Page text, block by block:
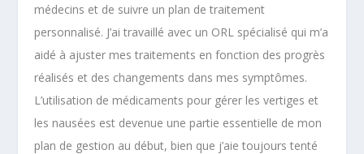
médecins et de suivre un plan de traitement
personnalisé. J’ai travaillé avec un ORL spécialisé qui m’a
aidé à ajuster mes traitements en fonction des progrès
réalisés et des changements dans mes symptômes.
L’utilisation de médicaments pour gérer les vertiges et
les nausées est devenue une partie essentielle de mon
plan de gestion au début, bien que j’aie toujours tenté